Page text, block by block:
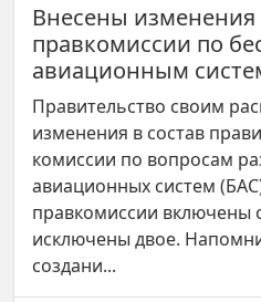
Внесены изменения
правкомиссии по
авиационным
Правительство своим
изменения в состав
комиссии по вопросам
авиационных систем
правкомиссии включены
исключены двое.
создани...